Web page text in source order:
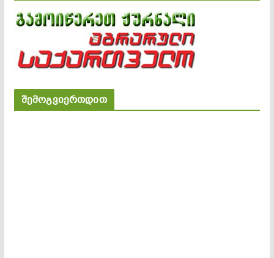
შემოგვიერთდით